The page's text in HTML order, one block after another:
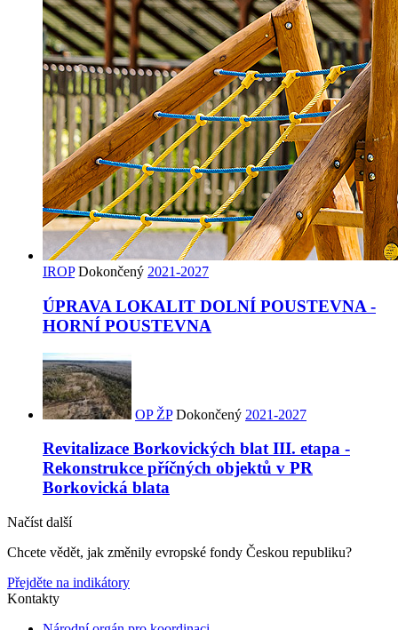
IROP Dokončený 2021-2027
ÚPRAVA LOKALIT DOLNÍ POUSTEVNA -
HORNÍ POUSTEVNA
OP ŽP Dokončený 2021-2027
Revitalizace Borkovických blat III. etapa -
Rekonstrukce příčných objektů v PR
Borkovická blata
Načíst další
Chcete vědět, jak změnily evropské fondy Českou republiku?
Přejděte na indikátory
Kontakty